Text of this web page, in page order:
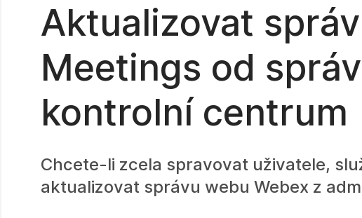
Aktualizovat
Meetings od
kontrolní centrum
Chcete-li zcela spravovat uživatele,
aktualizovat správu webu Webex z